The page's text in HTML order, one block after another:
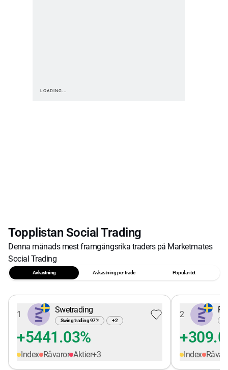
Topplistan Social Trading
Denna månads mest framgångsrika traders på Marketmates
Social Trading
Avkastning Avkastning per trade Popularitet
1 Swetrading
Swing trading97% +2
+5441.03%
Index Råvaror Aktier+3
2
Index